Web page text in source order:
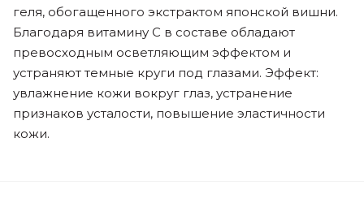
геля, обогащенного экстрактом японской вишни.
Благодаря витамину С в составе обладают
превосходным осветляющим эффектом и
устраняют темные круги под глазами. Эффект:
увлажнение кожи вокруг глаз, устранение
признаков усталости, повышение эластичности
кожи.